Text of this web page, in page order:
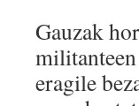
Gauzak
eragile